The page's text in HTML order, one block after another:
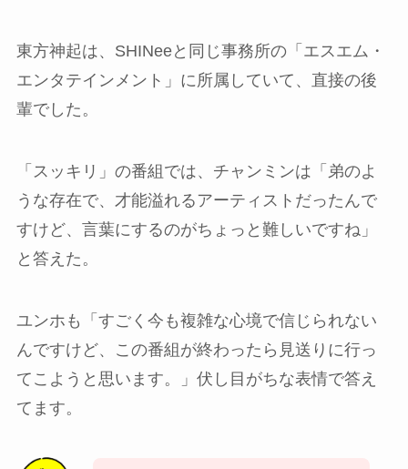
東方神起は、SHINeeと同じ事務所の「エスエム・
エンタテインメント」に所属していて、直接の後
輩でした。
「スッキリ」の番組では、チャンミンは「弟のよ
うな存在で、才能溢れるアーティストだったんで
すけど、言葉にするのがちょっと難しいですね」
と答えた。
ユンホも「すごく今も複雑な心境で信じられない
んですけど、この番組が終わったら見送りに行っ
てこようと思います。」伏し目がちな表情で答え
てます。